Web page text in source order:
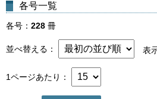
各号一覧
各号 228 冊
並べ替える 表
1ページあたり